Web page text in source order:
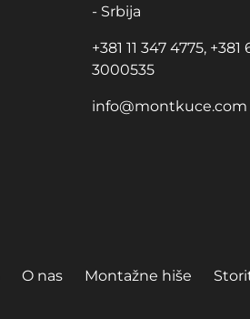
- Srbija
+381 11 347 4775, +381
3000535
info@montkuce.com
O nas Montažne hiše